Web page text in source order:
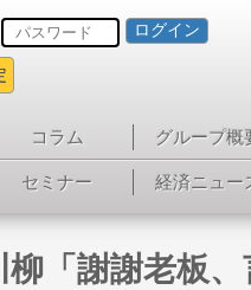
ログイン
コラム グループ概
セミナー 経済ニュー
「謝謝老板